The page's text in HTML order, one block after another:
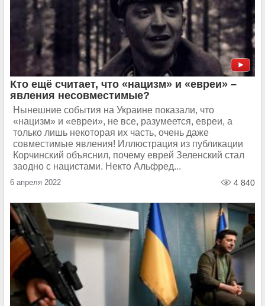
Кто ещё считает, что «нацизм» и «евреи» –
явления несовместимые?
Нынешние события на Украине показали, что
«нацизм» и «евреи», не все, разумеется, евреи, а
только лишь некоторая их часть, очень даже
совместимые явления! Иллюстрация из публикации
Корчинский объяснил, почему еврей Зеленский стал
заодно с нацистами. Некто Альфред...
6 апреля 2022 4 840